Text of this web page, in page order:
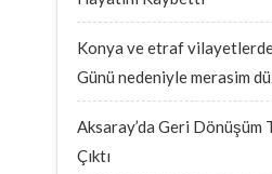
Konya ve etraf
Günü nedeniyle merasim
Aksaray’da Geri Dönüşüm
Çıktı